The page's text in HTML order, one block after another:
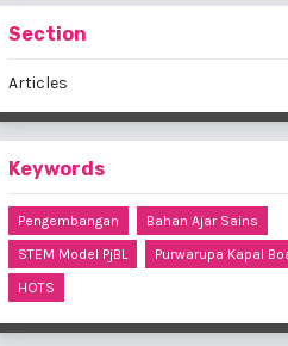
Section
Articles
Keywords
Pengembangan
Bahan Ajar Sains
STEM Model PjBL
Purwarupa Kapal
HOTS